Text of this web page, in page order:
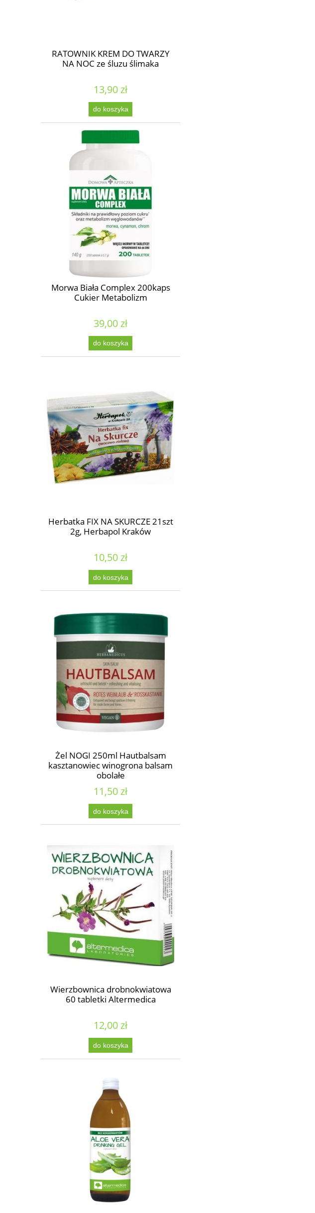
RATOWNIK KREM DO TWARZY
NA NOC ze śluzu ślimaka
13,90 zł
do koszyka
Morwa Biała Complex 200kaps
Cukier Metabolizm
39,00 zł
do koszyka
Herbatka FIX NA SKURCZE 21szt
2g, Herbapol Kraków
10,50 zł
do koszyka
Żel NOGI 250ml Hautbalsam
kasztanowiec winogrona balsam
obolałe
11,50 zł
do koszyka
Wierzbownica drobnokwiatowa
60 tabletki Altermedica
12,00 zł
do koszyka